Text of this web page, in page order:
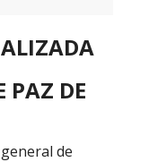
PAZ DE
de